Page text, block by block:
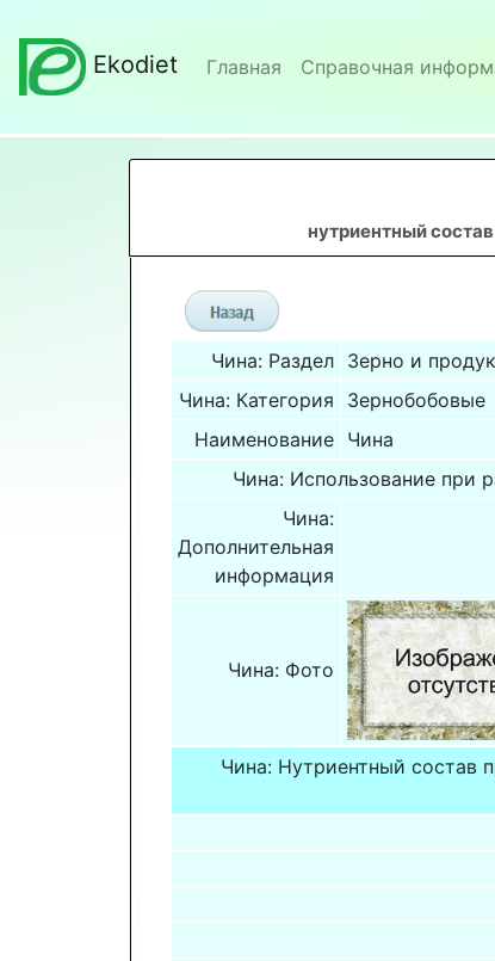
Ekodiet Главная Справочная
нутриентный
Чина: Раздел Зерно и
Чина: Категория
Зернобобовые
Наименование Чина
Чина: Использование при
Чина:
Дополнительная
информация
Чина: Фото
Чина: Нутриентный состав